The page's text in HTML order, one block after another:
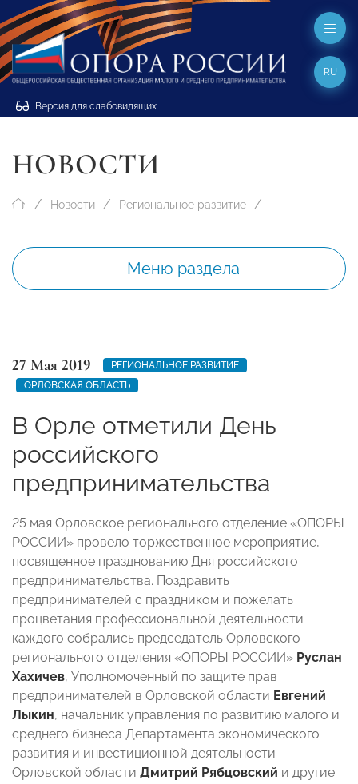
Версия для слабовидящих
RU
НОВОСТИ
Новости Региональное развитие
Меню раздела
27 Мая 2019
РЕГИОНАЛЬНОЕ РАЗВИТИЕ
ОРЛОВСКАЯ ОБЛАСТЬ
В Орле отметили День
российского
предпринимательства
25 мая Орловское регионального отделение «ОПОРЫ
РОССИИ» провело торжественное мероприятие,
посвященное празднованию Дня российского
предпринимательства. Поздравить
предпринимателей с праздником и пожелать
процветания профессиональной деятельности
каждого собрались председатель Орловского
регионального отделения «ОПОРЫ РОССИИ» Руслан
Хахичев, Уполномоченный по защите прав
предпринимателей в Орловской области Евгений
Лыкин, начальник управления по развитию малого и
среднего бизнеса Департамента экономического
развития и инвестиционной деятельности
Орловской области Дмитрий Рябцовский и другие.